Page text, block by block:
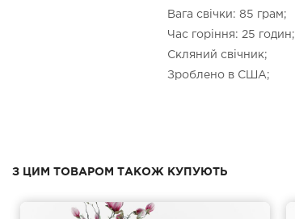
Вага свічки: 85 грам;
Час горіння: 25 годин;
Скляний свічник;
Зроблено в США;
З ЦИМ ТОВАРОМ ТАКОЖ КУПУЮТЬ